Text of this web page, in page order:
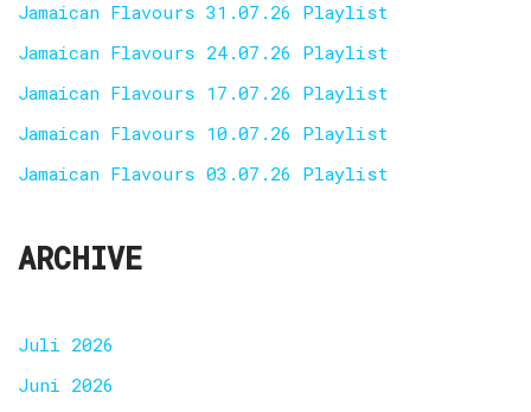
Jamaican Flavours 31.07.26 Playlist
Jamaican Flavours 24.07.26 Playlist
Jamaican Flavours 17.07.26 Playlist
Jamaican Flavours 10.07.26 Playlist
Jamaican Flavours 03.07.26 Playlist
ARCHIVE
Juli 2026
Juni 2026